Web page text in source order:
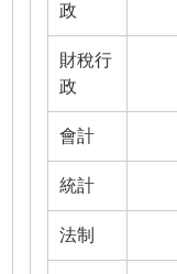
政
財稅行
政
會計
統計
法制